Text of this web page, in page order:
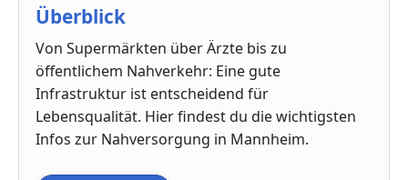
Überblick
Von Supermärkten über Ärzte bis zu
öffentlichem Nahverkehr: Eine gute
Infrastruktur ist entscheidend für
Lebensqualität. Hier findest du die wichtigsten
Infos zur Nahversorgung in Mannheim.